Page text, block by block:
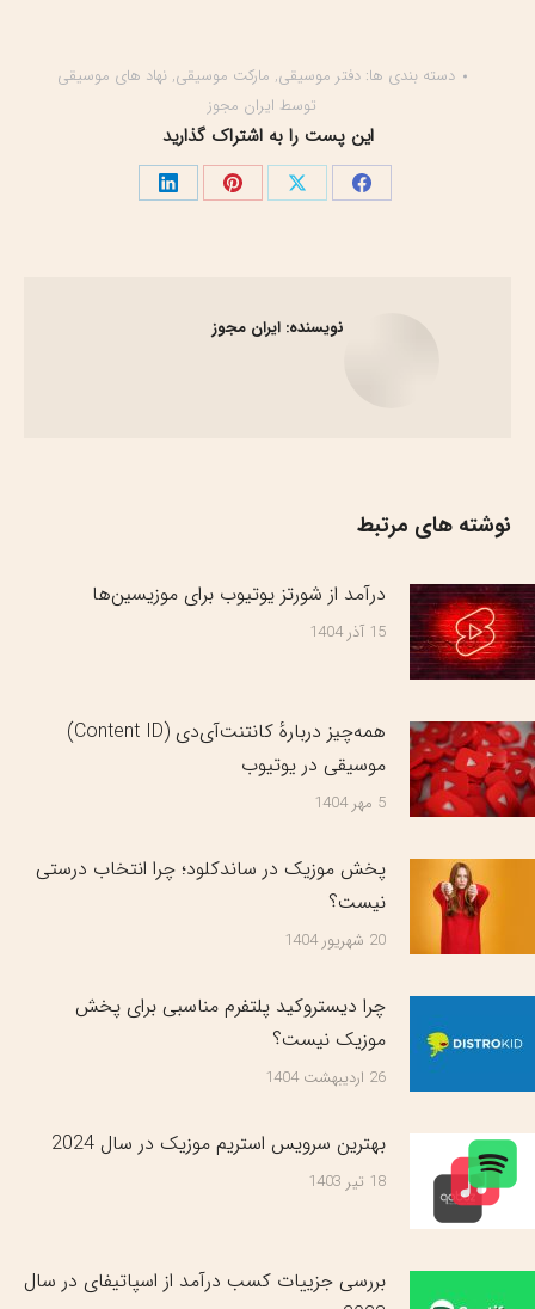
دسته بندی ها: دفتر موسیقی, مارکت موسیقی, نهاد های موسیقی
توسط ایران مجوز
این پست را به اشتراک گذارید
اشتراک اشتراک اشتراک اشتراک
نویسنده: ایران مجوز
نوشته های مرتبط
درآمد از شورتز یوتیوب برای موزیسین‌ها
15 آذر 1404
همه‌چیز دربارهٔ کانتنت‌آی‌دی (Content ID)
موسیقی در یوتیوب
5 مهر 1404
پخش موزیک در ساندکلود؛ چرا انتخاب درستی
نیست؟
20 شهریور 1404
چرا دیستروکید پلتفرم مناسبی برای پخش
موزیک نیست؟
26 اردیبهشت 1404
بهترین سرویس‌ استریم موزیک در سال 2024
18 تیر 1403
بررسی جزییات کسب درآمد از اسپاتیفای در سال